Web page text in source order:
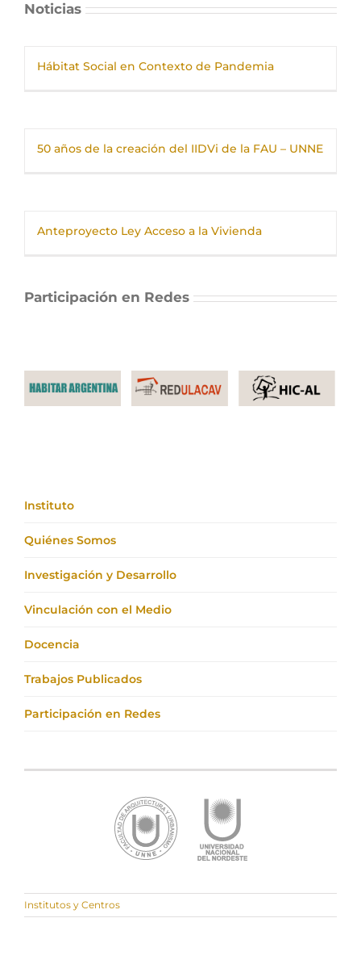
Noticias
Hábitat Social en Contexto de Pandemia
50 años de la creación del IIDVi de la FAU – UNNE
Anteproyecto Ley Acceso a la Vivienda
Participación en Redes
Instituto
Quiénes Somos
Investigación y Desarrollo
Vinculación con el Medio
Docencia
Trabajos Publicados
Participación en Redes
Institutos y Centros